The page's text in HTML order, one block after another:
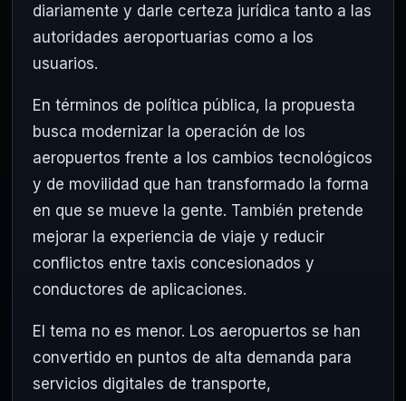
diariamente y darle certeza jurídica tanto a las
autoridades aeroportuarias como a los
usuarios.
En términos de política pública, la propuesta
busca modernizar la operación de los
aeropuertos frente a los cambios tecnológicos
y de movilidad que han transformado la forma
en que se mueve la gente. También pretende
mejorar la experiencia de viaje y reducir
conflictos entre taxis concesionados y
conductores de aplicaciones.
El tema no es menor. Los aeropuertos se han
convertido en puntos de alta demanda para
servicios digitales de transporte,